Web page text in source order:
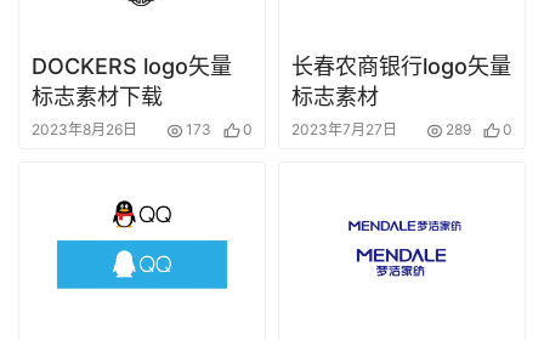
DOCKERS logo矢量
标志素材下载
2023年8月26日 173 0
长春农商银行logo矢量
标志素材
2023年7月27日 289 0